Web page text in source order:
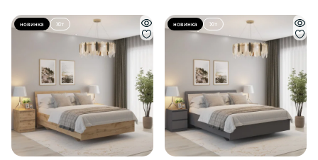
новинка Хіт новинка Хіт